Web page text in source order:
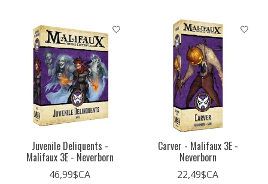
Juvenile Deliquents -
Malifaux 3E - Neverborn
46,99$CA
Carver - Malifaux 3E -
Neverborn
22,49$CA